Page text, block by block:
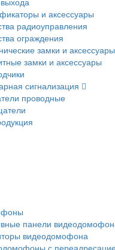
и аксессуары
радиоуправления
ограждения
замки и аксессуары
замки и аксессуары
сигнализация
проводные
панели
видеодомофона
с